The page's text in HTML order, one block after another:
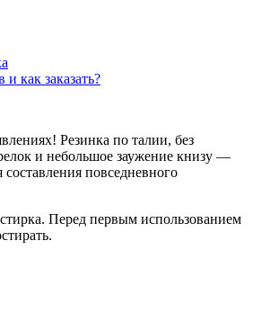
как заказать?
Резинка по талии, без
и небольшое заужение книзу —
повседневного
Перед первым использованием